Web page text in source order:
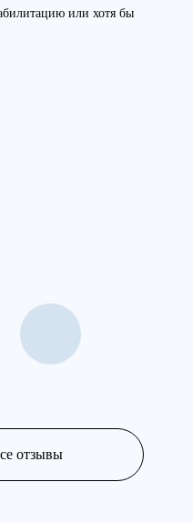
или хотя бы
отзывы